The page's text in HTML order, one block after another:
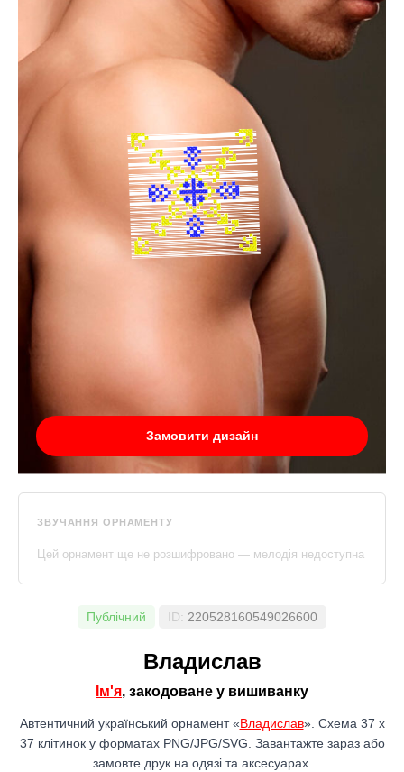
Замовити дизайн
ЗВУЧАННЯ ОРНАМЕНТУ
Цей орнамент ще не розшифровано — мелодія недоступна
Публічний ID: 220528160549026600
Владислав
Ім'я, закодоване у вишиванку
Автентичний український орнамент «Владислав». Схема 37 x
37 клітинок у форматах PNG/JPG/SVG. Завантажте зараз або
замовте друк на одязі та аксесуарах.